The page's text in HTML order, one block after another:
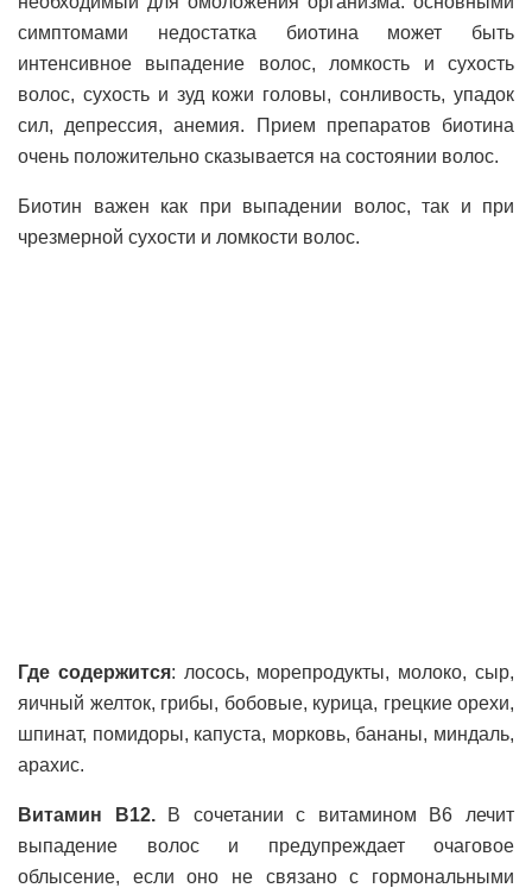
симптомами недостатка биотина может быть
интенсивное выпадение волос, ломкость и сухость
волос, сухость и зуд кожи головы, сонливость, упадок
сил, депрессия, анемия. Прием препаратов биотина
очень положительно сказывается на состоянии волос.
Биотин важен как при выпадении волос, так и при
чрезмерной сухости и ломкости волос.
Где содержится: лосось, морепродукты, молоко, сыр,
яичный желток, грибы, бобовые, курица, грецкие орехи,
шпинат, помидоры, капуста, морковь, бананы, миндаль,
арахис.
Витамин В12.В сочетании с витамином В6 лечит
выпадение волос и предупреждает очаговое
облысение, если оно не связано с гормональными